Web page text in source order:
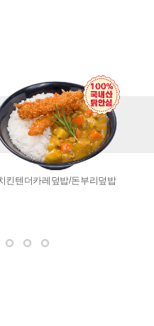
치김밥
된장비빔밥
운제육쌈김밥
오징어 유부초밥
치킨텐더까스
킨텐더카레덮밥/돈부리덮밥